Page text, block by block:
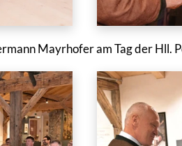
Mayrhofer am Tag der Hll.